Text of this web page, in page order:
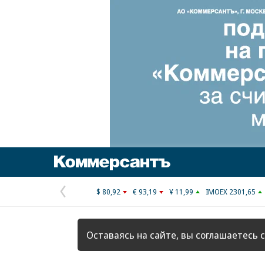
Предыдущая
страница
$ 80,92 € 93,19 ¥ 11,99 IMOEX 2301,65
Оставаясь на сайте, вы соглашаетесь с